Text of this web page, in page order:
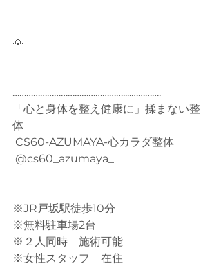
🌞
…………………………………………....………….
「心と身体を整え健康に」揉まない整
体
CS60-AZUMAYA-心カラダ整体
@cs60_azumaya_
※JR戸坂駅徒歩10分
※無料駐車場2台
※２人同時　施術可能
※女性スタッフ　在住